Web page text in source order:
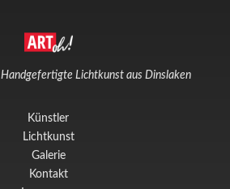
Handgefertigte Lichtkunst aus Dinslaken
Künstler
Lichtkunst
Galerie
Kontakt